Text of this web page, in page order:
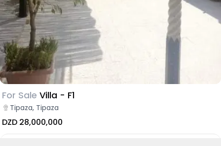
For Sale Villa - F1
Tipaza, Tipaza
DZD 28,000,000